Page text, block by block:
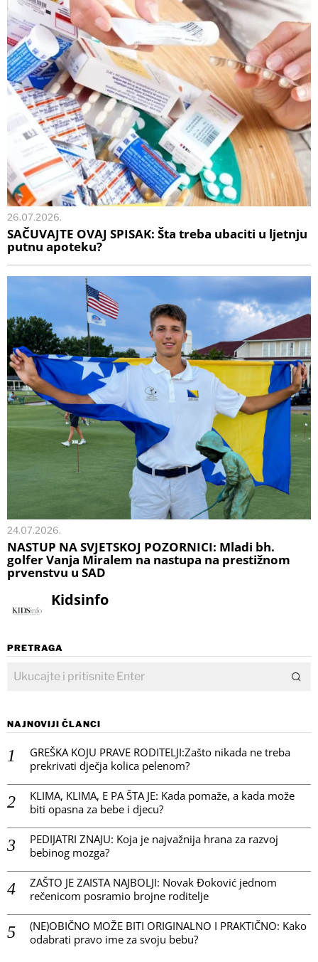
26.07.2026.
SAČUVAJTE OVAJ SPISAK: Šta treba ubaciti u ljetnju
putnu apoteku?
24.07.2026.
NASTUP NA SVJETSKOJ POZORNICI: Mladi bh.
golfer Vanja Miralem na nastupa na prestižnom
prvenstvu u SAD
Kidsinfo
PRETRAGA
NAJNOVIJI ČLANCI
GREŠKA KOJU PRAVE RODITELJI:Zašto nikada ne treba
prekrivati dječja kolica pelenom?
KLIMA, KLIMA, E PA ŠTA JE: Kada pomaže, a kada može
biti opasna za bebe i djecu?
PEDIJATRI ZNAJU: Koja je najvažnija hrana za razvoj
bebinog mozga?
ZAŠTO JE ZAISTA NAJBOLJI: Novak Đoković jednom
rečenicom posramio brojne roditelje
(NE)OBIČNO MOŽE BITI ORIGINALNO I PRAKTIČNO: Kako
odabrati pravo ime za svoju bebu?